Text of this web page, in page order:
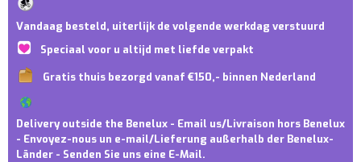
Vandaag besteld, uiterlijk de volgende werkdag verstuurd
Speciaal voor u altijd met liefde verpakt
Gratis thuis bezorgd vanaf €150,- binnen Nederland
Delivery outside the Benelux - Email us/Livraison hors Benelux
- Envoyez-nous un e-mail/Lieferung außerhalb der Benelux-
Länder - Senden Sie uns eine E-Mail.